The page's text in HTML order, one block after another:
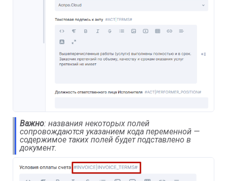
Важно: названия некоторых полей
сопровождаются указанием кода переменной —
содержимое таких полей будет подставлено в
документ.